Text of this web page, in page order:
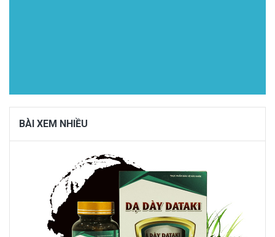
BÀI XEM NHIỀU